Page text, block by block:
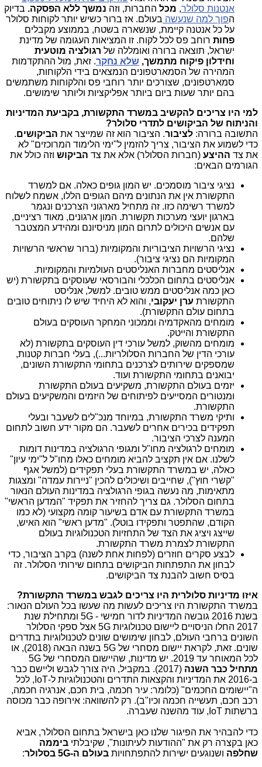
אנטנות סלולר, מכל החברות, וזה נמשך ללא הפסקה. בדיוק
הפוך למה שנעשה בעולם. אז ברור כשיש יותר לקוחות סלולר
על כל אנטנה קיימת, שנשארה בשטח, בממוצע מקבלים
פחות רוחב פס לכל לקוח. זו המציאות העגומה של מדינת
ישראל, תוצאה ברורה ואומללה של רגולציה מוטעית
וחידלון פיקוח מתמשך, שלא נחקר. זאת, מול ההתקדמות
המהירה של הסמארטפונים הנמצאים בידי הלקוחות,
סמארטפונים, שצורכים יותר רוחבי פס והלקוחות משתמשים
בהם יותר שעות ביום ביותר אפליקציות וליותר שימושים.
למי היו צריכים להקשיב במשרד התקשורת, בקביעת המדיניות
והניתוח של הביקושים לתדרי סלולר?
התשובה ברורה: לציבור. הציבור הוא זה שמייצר את הביקושים.
כדי לשמוע את הציבור, צריך להזמין ל"ימי הלימוד המרוכזים" לא
את צד ההיצע (חברות הסלולר) אלא את צד הביקוש וזה כולל את
הגורמים הבאים:
נציגי ציבור מוסמכים. יש המון גופים כאלה. אם למשרד
התקשורת אין את הנתונים מיהם הגופים הללו, אשמח לשלוח
למשרד רשימה כזו. זה מתחיל מארגוני הצרכנים ונגמר
בארגון יועצי מערכות תקשורת. המון ארגונים, מאוד רציניים,
עם אנשים היכולים לתרום המון מניסיונם ומהידע המצטבר
שלהם.
נציגי הרשויות הציבוריות והמקומיות (ברור שראשי הרשויות
המקומיות הם נציגי ציבור).
אנליסטים מחברות האנליסטים העולמיות והמקומיות.
אנליסטים בתחום הכלכלי והבורסאי שעוסקים בתקשורת (יש
כאן כמה אנליסטים ממש טובים. למשל, אנליסט
התקשורת ערן יעקובי, והוא לא היחיד שיש לו ניתוחים טובים
בתחום עולם התקשורת).
מומחים מהאקדמיה וממכוני המחקר העוסקים בעולם
התקשורת והייטק.
מומחים מהשוק, למשל עורכי דין העוסקים בתקשורת (לא
עורכי הדין של החברות הסלולריות...), בעלי חברות קטנות,
שמספקים שירותים לצרכנים בתחומי התקשורת השונים,
יבואנים בתחומי התקשורת ועוד.
יזמים בעולם התקשורת, משקיעים בעולם התקשורת
ומנטורים המסייעים לפיתוחים של היזמים והמשקיעים בעולם
התקשורת.
ותיקי משרד התקשורת, במיוחד מנכ"לים לשעבר ובעלי
תפקידים בכירים אחרים לשעבר. הם מקור ידע חשוב לתחום
המענה לצרכי הציבור.
מומחים לרגולציה מחו"ל ומגופי הרגולציה במדינות דומות
לשלנו. אם אין תקציב להביא מומחים כאלו מחו"ל ל"ימי עיון"
כאלה, יש במשרד התקשורת בעלי תפקידים (למשל אגף
"קשרי חוץ"), שחייבים ושיכולים להכין "ניירות עמדה" ומצגות
מתאימות, מה נעשה בגופי הרגולציה במדינות העולם הנאור
בתחום הסלולר. גם צריך להחזיר את תפקיד "המדען הראשי"
במשרד התקשורת עם אדם בשיעור קומה מקצועי (לא כמו
הקודם, שהתפטר ותפקידו בוטל). "מדען ראשי" הוא האיש,
שייצג ויציג את הצד של התחזיות הטכנולוגיות בעולם
התקשורת לצמרת משרד התקשורת.
לבצע סקרים חוזרים (לפחות אחת לשנה) בקרב הציבור, כדי
לבחון את התפתחות הביקושים בתחום שירותי הסלולר. זה
בסיס חשוב להבנת צד הביקושים.
איזו מדיניות סלולרית היו צריכים לגבש במשרד התקשורת?
במשרד התקשורת היו צריכים לעשות מה שעשו בכל העולם הנאור:
בשנת 2016 גובשה המדיניות לדור חמישי - 5G ומתחילת שנת
2017 החלו הניסויים ליישום טכנולוגיות 5G אצל ספקי הסלולר
השונים ברחבי העולם, לבחון שימושים שונים לטכנולוגיות בתדרים
שונים. זאת, לקראת יישום מסחרי של 5G בשנה הבאה (2018), או
לכל המאוחר עד 2019. יש מדינות, שהיישום המסחרי של 5G
מתחיל כבר השנה
(2017). במקביל, היה צורך לגבש וליישם כבר
ב-2016 את המדיניות והקצאות התדרים והטכנולוגיות ל-IoT, לכל
ה"יישומים החכמים" (כלומר: עיר חכמה, בית חכם, אנרגיה חכמה,
רכב חכם, תעשייה חכמה וכיו"ב). רק להשוואה: אירופה כבר מכוסה
ברשתות IoT, עוד מהשנה שעברה.
כדי להבהיר את הפיגור שלנו כאן בישראל בתחום הסלולר, אביא
כאן בקצרה רק את "ההודעות לעיתונות", שקיבלתי ביממה
שחלפה ושנוגעים ישירות להתפתחויות בעולם ה-5G בסלולר
: